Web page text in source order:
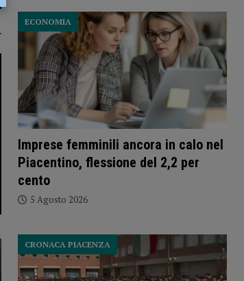
Imprese femminili ancora in calo nel
Piacentino, flessione del 2,2 per
cento
ECONOMIA
5 Agosto 2026
CRONACA PIACENZA